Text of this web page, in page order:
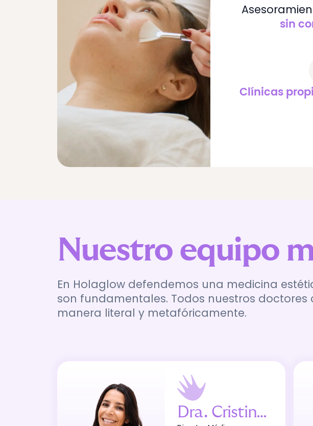
sin
Clínicas
Nuestro equipo
En Holaglow defendemos una medicina
son fundamentales. Todos nuestros
manera literal y metafóricamente.
Dra. Cristina Martín